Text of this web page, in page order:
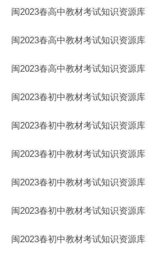
春高中教材考试知识资源库
春高中教材考试知识资源库
春高中教材考试知识资源库
春初中教材考试知识资源库
春初中教材考试知识资源库
春初中教材考试知识资源库
春初中教材考试知识资源库
春初中教材考试知识资源库
春初中教材考试知识资源库